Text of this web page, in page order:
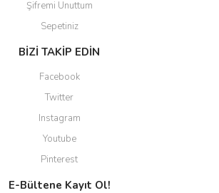
Şifremi Unuttum
Sepetiniz
BİZİ TAKİP EDİN
Facebook
Twitter
Instagram
Youtube
Pinterest
E-Bültene Kayıt Ol!